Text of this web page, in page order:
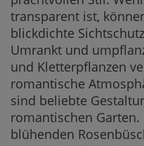
transparent ist,
blickdichte
Umrankt und
und Kletterpflanzen
romantische
sind beliebte
romantischen
blühenden